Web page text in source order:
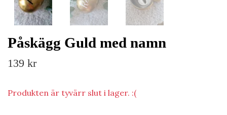
Påskägg Guld med namn
139 kr
Produkten är tyvärr slut i lager. :(